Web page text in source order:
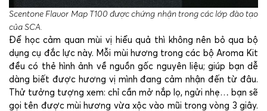
Scentone Flavor Map T100 được chứng nhận trong các lớp đào tạo
của SCA.
Để học cảm quan mùi vị hiểu quả thì không nên bỏ qua bộ
dụng cụ đắc lực này. Mỗi mùi hương trong các bộ Aroma Kit
đều có thẻ hình ảnh về nguồn gốc nguyên liệu; giúp bạn dễ
dàng biết được hương vị mình đang cảm nhận đến từ đâu.
Thử tưởng tượng xem: chỉ cần mở nắp lọ, ngửi nhẹ… bạn sẽ
gọi tên được mùi hương vừa xộc vào mũi trong vòng 3 giây.